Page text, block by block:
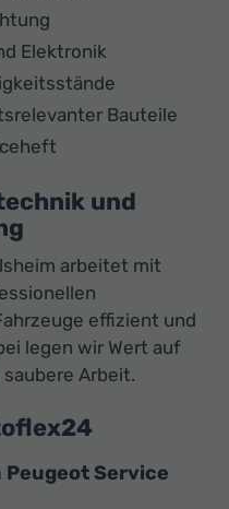
Elektronik
Bauteile
und
arbeitet mit
effizient und
legen wir Wert auf
Arbeit.
Peugeot Service